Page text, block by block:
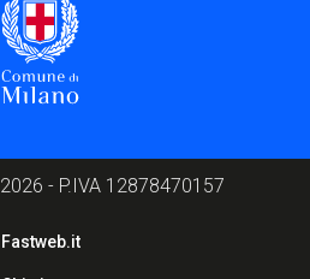
2026 - P.IVA 12878470157
Fastweb.it